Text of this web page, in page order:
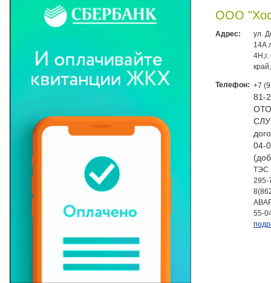
ООО
Адрес:
ул.
14А
Телефон: +7
81-
04-
ТЭС
295-
55-